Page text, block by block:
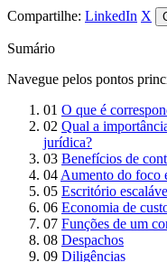
Compartilhe: LinkedIn X
Sumário
Navegue pelos pontos
01 O que é
02 Qual a
jurídica?
03 Benefícios de
04 Aumento do foco
05 Escritório
06 Economia de
07 Funções de um
08 Despachos
09 Diligências